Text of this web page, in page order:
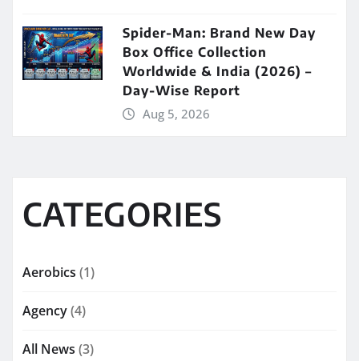
Spider-Man: Brand New Day
Box Office Collection
Worldwide & India (2026) –
Day-Wise Report
Aug 5, 2026
CATEGORIES
Aerobics (1)
Agency(4)
All News (3)